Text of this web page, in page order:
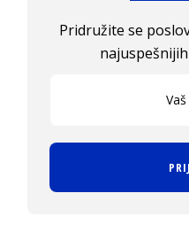
Pridružite se